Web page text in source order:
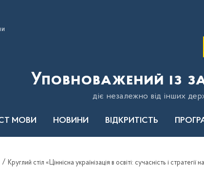
Уповноважений із
діє незалежно від інших
МОВИ НОВИНИ ВІДКРИТІСТЬ
Круглий стіл «Ціннісна українізація в освіті: сучасність і стратегії